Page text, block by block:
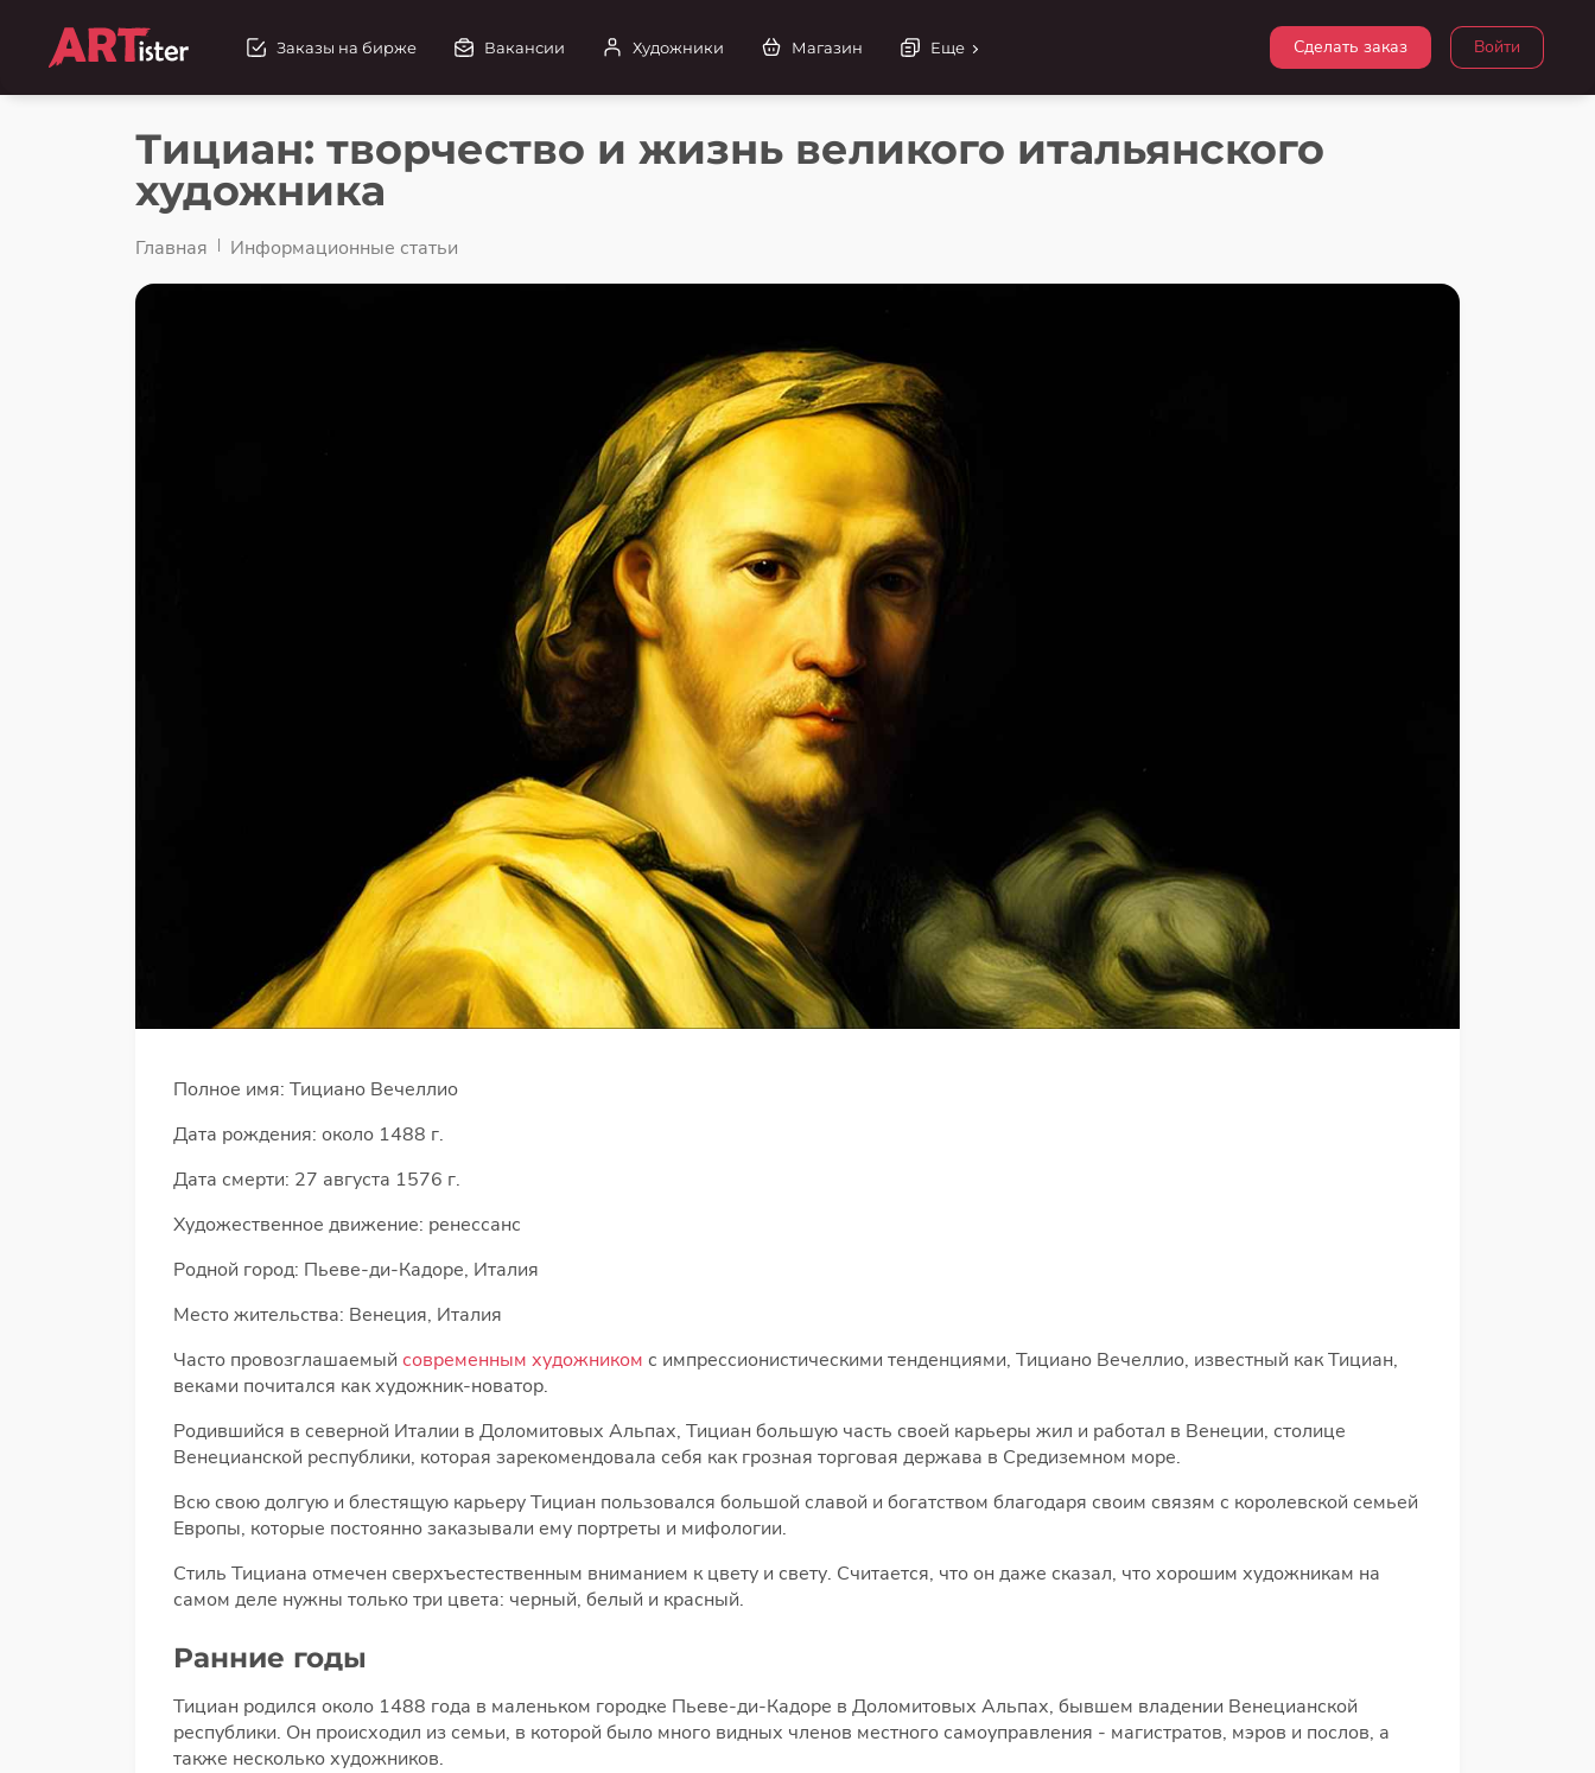
Войти
Сделать заказ
Заказы на бирже Вакансии Художники Магазин Еще
Тициан: творчество и жизнь великого итальянского
художника
Главная Информационные статьи
Полное имя: Тициано Вечеллио
Дата рождения: около 1488 г.
Дата смерти: 27 августа 1576 г.
Художественное движение: ренессанс
Родной город: Пьеве-ди-Кадоре, Италия
Место жительства: Венеция, Италия
Часто провозглашаемый современным художником с импрессионистическими тенденциями, Тициано Вечеллио, известный как Тициан,
веками почитался как художник-новатор.
Родившийся в северной Италии в Доломитовых Альпах, Тициан большую часть своей карьеры жил и работал в Венеции, столице
Венецианской республики, которая зарекомендовала себя как грозная торговая держава в Средиземном море.
Всю свою долгую и блестящую карьеру Тициан пользовался большой славой и богатством благодаря своим связям с королевской семьей
Европы, которые постоянно заказывали ему портреты и мифологии.
Стиль Тициана отмечен сверхъестественным вниманием к цвету и свету. Считается, что он даже сказал, что хорошим художникам на
самом деле нужны только три цвета: черный, белый и красный.
Ранние годы
Тициан родился около 1488 года в маленьком городке Пьеве-ди-Кадоре в Доломитовых Альпах, бывшем владении Венецианской
республики. Он происходил из семьи, в которой было много видных членов местного самоуправления - магистратов, мэров и послов, а
также несколько художников.